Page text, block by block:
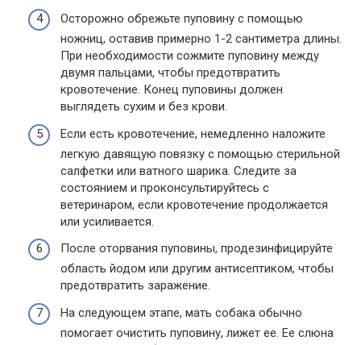
Осторожно обрежьте пуповину с помощью
ножниц, оставив примерно 1-2 сантиметра длины.
При необходимости сожмите пуповину между
двумя пальцами, чтобы предотвратить
кровотечение. Конец пуповины должен
выглядеть сухим и без крови.
Если есть кровотечение, немедленно наложите
легкую давящую повязку с помощью стерильной
салфетки или ватного шарика. Следите за
состоянием и проконсультируйтесь с
ветеринаром, если кровотечение продолжается
или усиливается.
После оторвания пуповины, продезинфицируйте
область йодом или другим антисептиком, чтобы
предотвратить заражение.
На следующем этапе, мать собака обычно
помогает очистить пуповину, лижет ее. Ее слюна